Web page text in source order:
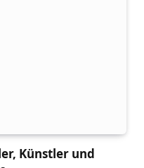
Künstler und